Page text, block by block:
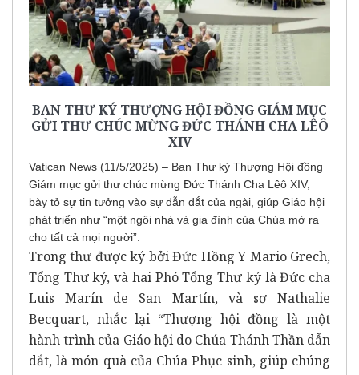
BAN THƯ KÝ THƯỢNG HỘI ĐỒNG GIÁM MỤC
GỬI THƯ CHÚC MỪNG ĐỨC THÁNH CHA LÊÔ
XIV
Vatican News (11/5/2025) – Ban Thư ký Thượng Hội đồng
Giám mục gửi thư chúc mừng Đức Thánh Cha Lêô XIV,
bày tỏ sự tin tưởng vào sự dẫn dắt của ngài, giúp Giáo hội
phát triển như “một ngôi nhà và gia đình của Chúa mở ra
cho tất cả mọi người”.
Trong thư được ký bởi Đức Hồng Y Mario Grech,
Tổng Thư ký, và hai Phó Tổng Thư ký là Đức cha
Luis Marín de San Martín, và sơ Nathalie
Becquart, nhắc lại “Thượng hội đồng là một
hành trình của Giáo hội do Chúa Thánh Thần dẫn
dắt, là món quà của Chúa Phục sinh, giúp chúng